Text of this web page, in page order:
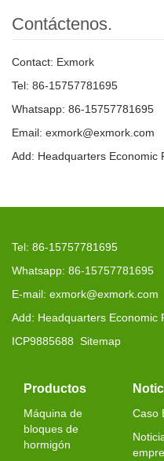
Contáctenos.
Contact: Exmork
Tel: 86-15757781695
Whatsapp: 86-15757781695
Email: exmork@exmork.com
Add: Headquarters Economic
Tel: 86-15757781695
Whatsapp: 86-15757781695
E-mail: exmork@exmork.com
Add: Headquarters Economic
ICP9885688 Sitemap
Productos
Máquina de
bloques de
hormigón
Caso